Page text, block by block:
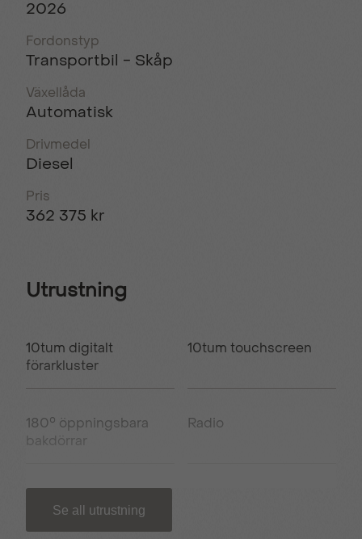
2026
Fordonstyp
Transportbil - Skåp
Växellåda
Automatisk
Drivmedel
Diesel
Pris
362 375 kr
Utrustning
10tum digitalt
förarkluster
10tum touchscreen
180° öppningsbara
bakdörrar
Radio
Se all utrustning